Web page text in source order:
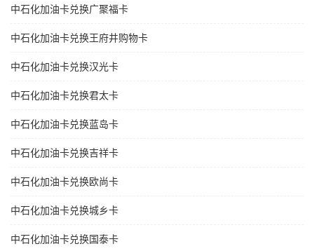
中石化加油卡兑换广聚福卡
中石化加油卡兑换王府井购物卡
中石化加油卡兑换汉光卡
中石化加油卡兑换君太卡
中石化加油卡兑换蓝岛卡
中石化加油卡兑换吉祥卡
中石化加油卡兑换欧尚卡
中石化加油卡兑换城乡卡
中石化加油卡兑换国泰卡